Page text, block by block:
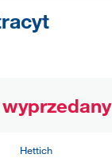
Hettich